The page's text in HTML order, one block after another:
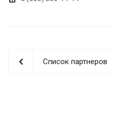
Список партнеров